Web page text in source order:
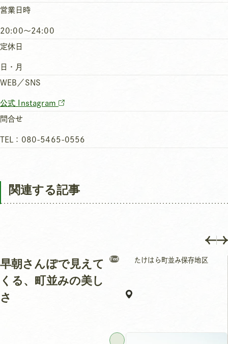
営業日時
20:00～24:00
定休日
日・月
WEB／SNS
公式 Instagram
問合せ
TEL：080-5465-0556
関連する記事
早朝さんぽで見えて
くる、町並みの美し
さ
Feel たけはら町並み保存地区